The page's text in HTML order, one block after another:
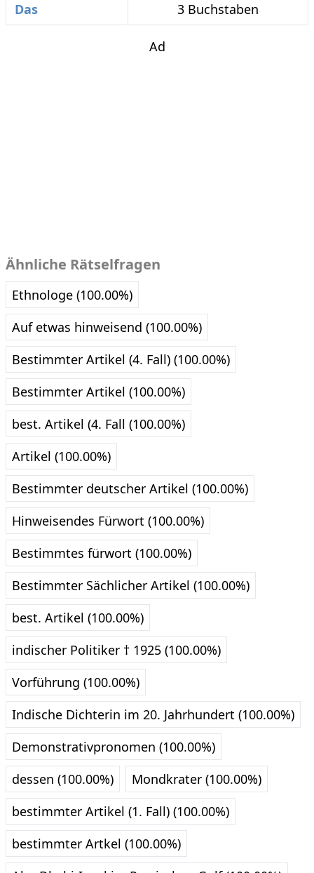
Das
3 Buchstaben
Ad
Ähnliche Rätselfragen
Ethnologe (100.00%)
Auf etwas hinweisend (100.00%)
Bestimmter Artikel (4. Fall) (100.00%)
Bestimmter Artikel (100.00%)
best. Artikel (4. Fall (100.00%)
Artikel (100.00%)
Bestimmter deutscher Artikel (100.00%)
Hinweisendes Fürwort (100.00%)
Bestimmtes fürwort (100.00%)
Bestimmter Sächlicher Artikel (100.00%)
best. Artikel (100.00%)
indischer Politiker † 1925 (100.00%)
Vorführung (100.00%)
Indische Dichterin im 20. Jahrhundert (100.00%)
Demonstrativpronomen (100.00%)
dessen (100.00%)
Mondkrater (100.00%)
bestimmter Artikel (1. Fall) (100.00%)
bestimmter Artkel (100.00%)